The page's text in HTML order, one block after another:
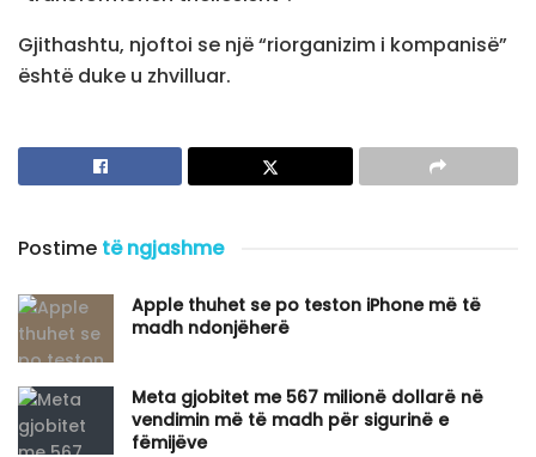
Gjithashtu, njoftoi se një “riorganizim i kompanisë”
është duke u zhvilluar.
Postime të ngjashme
Apple thuhet se po teston iPhone më të
madh ndonjëherë
​Meta gjobitet me 567 milionë dollarë në
vendimin më të madh për sigurinë e
fëmijëve